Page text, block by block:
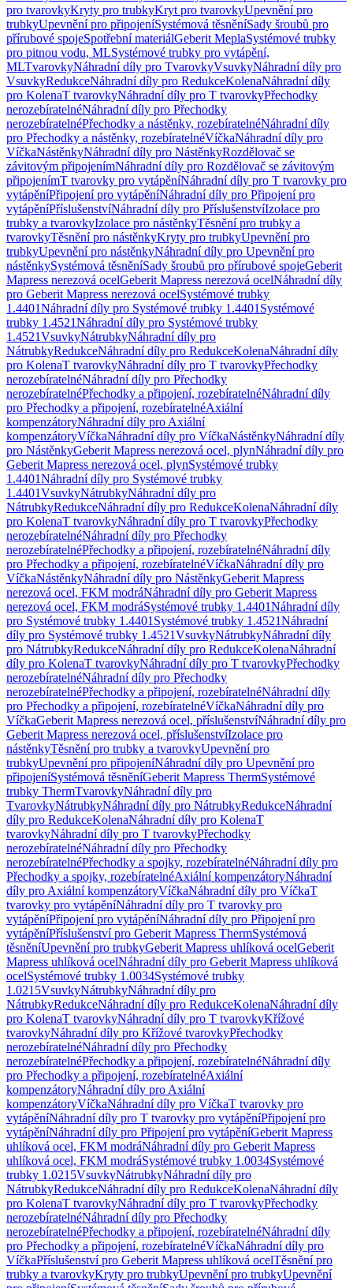
pro tvarovkyKryty pro trubkyKryt pro tvarovkyUpevnění pro
trubkyUpevnění pro připojeníSystémová těsněníSady šroubů pro
přírubové spojeSpotřební materiálGeberit MeplaSystémové trubky
pro pitnou vodu, MLSystémové trubky pro vytápění,
MLTvarovkyNáhradní díly pro TvarovkyVsuvkyNáhradní díly pro
VsuvkyRedukceNáhradní díly pro RedukceKolenaNáhradní díly
pro KolenaT tvarovkyNáhradní díly pro T tvarovkyPřechodky
nerozebíratelnéNáhradní díly pro Přechodky
nerozebíratelnéPřechodky a nástěnky, rozebíratelnéNáhradní díly
pro Přechodky a nástěnky, rozebíratelnéVíčkaNáhradní díly pro
VíčkaNástěnkyNáhradní díly pro NástěnkyRozdělovač se
závitovým připojenímNáhradní díly pro Rozdělovač se závitovým
připojenímT tvarovky pro vytápěníNáhradní díly pro T tvarovky pro
vytápěníPřipojení pro vytápěníNáhradní díly pro Připojení pro
vytápěníPříslušenstvíNáhradní díly pro PříslušenstvíIzolace pro
trubky a tvarovkyIzolace pro nástěnkyTěsnění pro trubky a
tvarovkyTěsnění pro nástěnkyKryty pro trubkyUpevnění pro
trubkyUpevnění pro nástěnkyNáhradní díly pro Upevnění pro
nástěnkySystémová těsněníSady šroubů pro přírubové spojeGeberit
Mapress nerezová ocelGeberit Mapress nerezová ocelNáhradní díly
pro Geberit Mapress nerezová ocelSystémové trubky
1.4401Náhradní díly pro Systémové trubky 1.4401 Systémové
trubky 1.4521Náhradní díly pro Systémové trubky
1.4521VsuvkyNátrubkyNáhradní díly pro
NátrubkyRedukceNáhradní díly pro RedukceKolenaNáhradní díly
pro KolenaT tvarovkyNáhradní díly pro T tvarovkyPřechodky
nerozebíratelnéNáhradní díly pro Přechodky
nerozebíratelnéPřechodky a připojení, rozebíratelnéNáhradní díly
pro Přechodky a připojení, rozebíratelnéAxiální
kompenzátoryNáhradní díly pro Axiální
kompenzátoryVíčkaNáhradní díly pro VíčkaNástěnkyNáhradní díly
pro NástěnkyGeberit Mapress nerezová ocel, plynNáhradní díly pro
Geberit Mapress nerezová ocel, plynSystémové trubky
1.4401Náhradní díly pro Systémové trubky
1.4401VsuvkyNátrubkyNáhradní díly pro
NátrubkyRedukceNáhradní díly pro RedukceKolenaNáhradní díly
pro KolenaT tvarovkyNáhradní díly pro T tvarovkyPřechodky
nerozebíratelnéNáhradní díly pro Přechodky
nerozebíratelnéPřechodky a připojení, rozebíratelnéNáhradní díly
pro Přechodky a připojení, rozebíratelnéVíčkaNáhradní díly pro
VíčkaNástěnkyNáhradní díly pro NástěnkyGeberit Mapress
nerezová ocel, FKM modráNáhradní díly pro Geberit Mapress
nerezová ocel, FKM modráSystémové trubky 1.4401Náhradní díly
pro Systémové trubky 1.4401 Systémové trubky 1.4521Náhradní
díly pro Systémové trubky 1.4521VsuvkyNátrubkyNáhradní díly
pro NátrubkyRedukceNáhradní díly pro RedukceKolenaNáhradní
díly pro KolenaT tvarovkyNáhradní díly pro T tvarovkyPřechodky
nerozebíratelnéNáhradní díly pro Přechodky
nerozebíratelnéPřechodky a připojení, rozebíratelnéNáhradní díly
pro Přechodky a připojení, rozebíratelnéVíčkaNáhradní díly pro
VíčkaGeberit Mapress nerezová ocel, příslušenstvíNáhradní díly pro
Geberit Mapress nerezová ocel, příslušenstvíIzolace pro
nástěnkyTěsnění pro trubky a tvarovkyUpevnění pro
trubkyUpevnění pro připojeníNáhradní díly pro Upevnění pro
připojeníSystémová těsněníGeberit Mapress ThermSystémové
trubky ThermTvarovkyNáhradní díly pro
TvarovkyNátrubkyNáhradní díly pro NátrubkyRedukceNáhradní
díly pro RedukceKolenaNáhradní díly pro KolenaT
tvarovkyNáhradní díly pro T tvarovkyPřechodky
nerozebíratelnéNáhradní díly pro Přechodky
nerozebíratelnéPřechodky a spojky, rozebíratelnéNáhradní díly pro
Přechodky a spojky, rozebíratelnéAxiální kompenzátoryNáhradní
díly pro Axiální kompenzátoryVíčkaNáhradní díly pro VíčkaT
tvarovky pro vytápěníNáhradní díly pro T tvarovky pro
vytápěníPřipojení pro vytápěníNáhradní díly pro Připojení pro
vytápěníPříslušenství pro Geberit Mapress ThermSystémová
těsněníUpevnění pro trubkyGeberit Mapress uhlíková ocelGeberit
Mapress uhlíková ocelNáhradní díly pro Geberit Mapress uhlíková
ocelSystémové trubky 1.0034Systémové trubky
1.0215VsuvkyNátrubkyNáhradní díly pro
NátrubkyRedukceNáhradní díly pro RedukceKolenaNáhradní díly
pro KolenaT tvarovkyNáhradní díly pro T tvarovkyKřížové
tvarovkyNáhradní díly pro Křížové tvarovkyPřechodky
nerozebíratelnéNáhradní díly pro Přechodky
nerozebíratelnéPřechodky a připojení, rozebíratelnéNáhradní díly
pro Přechodky a připojení, rozebíratelnéAxiální
kompenzátoryNáhradní díly pro Axiální
kompenzátoryVíčkaNáhradní díly pro VíčkaT tvarovky pro
vytápěníNáhradní díly pro T tvarovky pro vytápěníPřipojení pro
vytápěníNáhradní díly pro Připojení pro vytápěníGeberit Mapress
uhlíková ocel, FKM modráNáhradní díly pro Geberit Mapress
uhlíková ocel, FKM modráSystémové trubky 1.0034Systémové
trubky 1.0215VsuvkyNátrubkyNáhradní díly pro
NátrubkyRedukceNáhradní díly pro RedukceKolenaNáhradní díly
pro KolenaT tvarovkyNáhradní díly pro T tvarovkyPřechodky
nerozebíratelnéNáhradní díly pro Přechodky
nerozebíratelnéPřechodky a připojení, rozebíratelnéNáhradní díly
pro Přechodky a připojení, rozebíratelnéVíčkaNáhradní díly pro
VíčkaPříslušenství pro Geberit Mapress uhlíková ocelTěsnění pro
trubky a tvarovkyKryty pro trubkyUpevnění pro trubkyUpevnění